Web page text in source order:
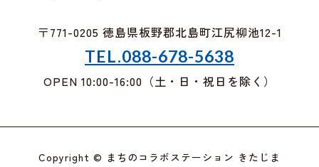
〒771-0205 徳島県板野郡北島町江尻柳池12-1
TEL.088-678-5638
OPEN 10:00-16:00（土・日・祝日を除く）
Copyright © まちのコラボステーション きたじま